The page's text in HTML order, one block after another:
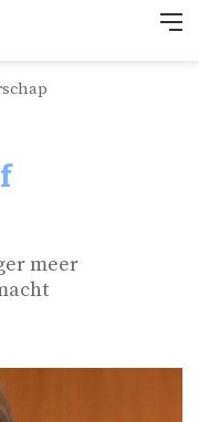
meer